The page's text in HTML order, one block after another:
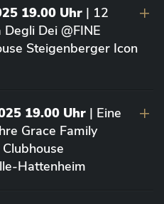
19.00 Uhr | 12
Dei @FINE
Steigenberger Icon
19.00 Uhr | Eine
Grace Family
Hattenheim